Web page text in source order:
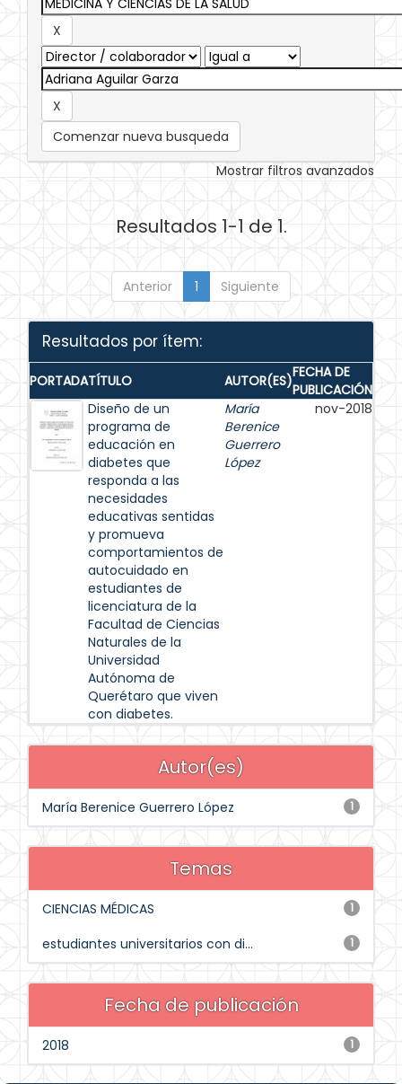
Comenzar nueva busqueda
Mostrar filtros avanzados
Resultados 1-1 de 1.
Anterior 1 Siguiente
Resultados por ítem:
PORTADATÍTULO AUTOR(ES)FECHA DE
PUBLICACIÓN
Diseño de un
programa de
educación en
diabetes que
responda a las
necesidades
educativas sentidas
y promueva
comportamientos de
autocuidado en
estudiantes de
licenciatura de la
Facultad de Ciencias
Naturales de la
Universidad
Autónoma de
Querétaro que viven
con diabetes.
María
Berenice
Guerrero
López
nov-2018
Autor(es)
1
María Berenice Guerrero López
Temas
1
CIENCIAS MÉDICAS
1
estudiantes universitarios con di...
Fecha de publicación
1
2018